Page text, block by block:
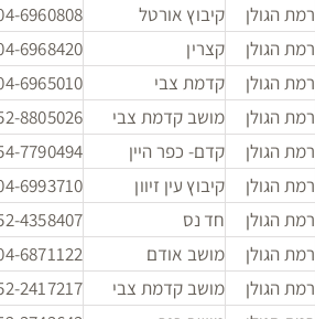
רמת הגולן קיבוץ אורטל
6960808
רמת הגולן קצרין
6968420
רמת הגולן קדמת צבי
6965010
רמת הגולן מושב קדמת צבי
8805026
רמת הגולן קדם- כפר היין
7790494
רמת הגולן קיבוץ עין זיוון
6993710
רמת הגולן חד נס
4358407
רמת הגולן מושב אודם
6871122
רמת הגולן מושב קדמת צבי
2417217